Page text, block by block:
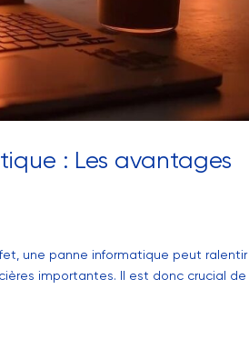
: Les avantages
une panne informatique peut ralentir
importantes. Il est donc crucial de